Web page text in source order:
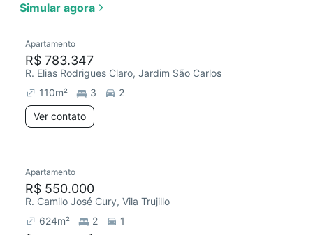
Simular agora
Apartamento
R$ 783.347
R. Elias Rodrigues Claro, Jardim São Carlos
110m² 3
2
Ver contato
Apartamento
R$ 550.000
R. Camilo José Cury, Vila Trujillo
624m² 2
1